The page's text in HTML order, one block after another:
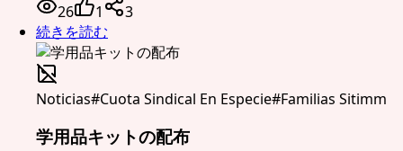
26
1
3
続きを読む
Noticias#Cuota Sindical En Especie#Familias Sitimm
学用品キットの配布